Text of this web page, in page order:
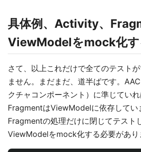
具体例、Activity、
ViewModelをmock化す
さて、以上これだけで全てのテスト
ません。まだまだ、道半ばです。
クチャコンポーネント）に準じてい
FragmentはViewModelに依存してい
Fragmentの処理だけに閉じてテスト
ViewModelをmock化する必要があり